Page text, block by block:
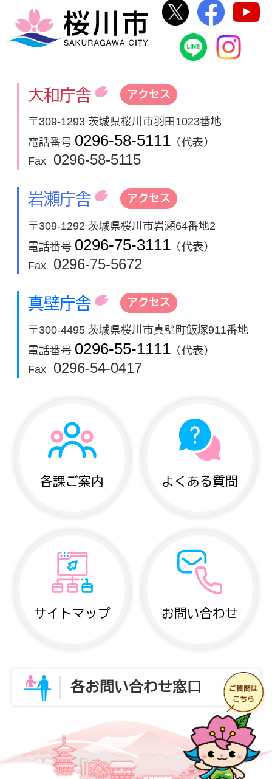
桜川市
桜川市公式
桜川
桜川市公
大和庁舎 アクセス
〒309-1293 茨城県桜川市羽田1023番地
電話番号 0296-58-5111 （代表）
Fax
0296-58-5115
岩瀬庁舎 アクセス
〒309-1292 茨城県桜川市岩瀬64番地2
電話番号 0296-75-3111 （代表）
Fax
0296-75-5672
真壁庁舎 アクセス
〒300-4495 茨城県桜川市真壁町飯塚911番地
電話番号 0296-55-1111 （代表）
Fax
0296-54-0417
各課ご案内 よくある質問
サイトマップ お問い合わせ
各お問い合わせ窓口